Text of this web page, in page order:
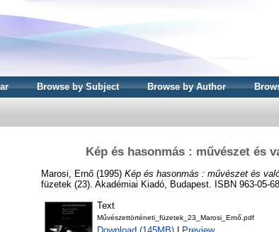
Browse by Subject Browse by Author
Kép és hasonmás : művészet és
Marosi, Ernő (1995) Kép és hasonmás : művészet és
füzetek (23). Akadémiai Kiadó, Budapest. ISBN 963-05-
Text
Művészettörténeti_füzetek_23_Marosi_Ernő.pdf